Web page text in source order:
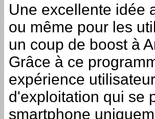
Une excellente idée
ou même pour les
un coup de boost à
Grâce à ce
expérience
d'exploitation qui se
smartphone